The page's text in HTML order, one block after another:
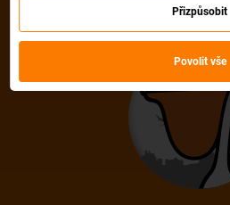
Přizpůsobit
Povolit vše